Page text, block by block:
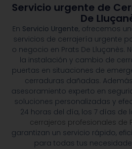
Servicio urgente de
De
En Servicio Urgente, ofrecemos
servicios de cerrajería urgente
o negocio en Prats De Lluçanès.
la instalación y cambio de
puertas en situaciones de
cerraduras dañadas.
asesoramiento experto en
soluciones personalizadas y
24 horas del día, los 7 días de
cerrajeros profesionales de
garantizan un servicio rápido,
para todas tus